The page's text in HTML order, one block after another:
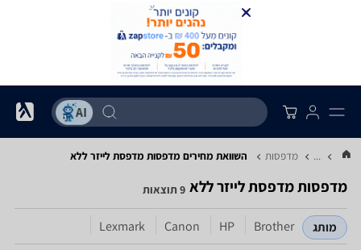
... מדפסות השוואת מחירים מדפסות ‏מדפסת לייזר ‏ללא
מדפסות ‏מדפסת לייזר ‏ללא 9 תוצאות
מותג Brother
HP
Canon
Lexmark